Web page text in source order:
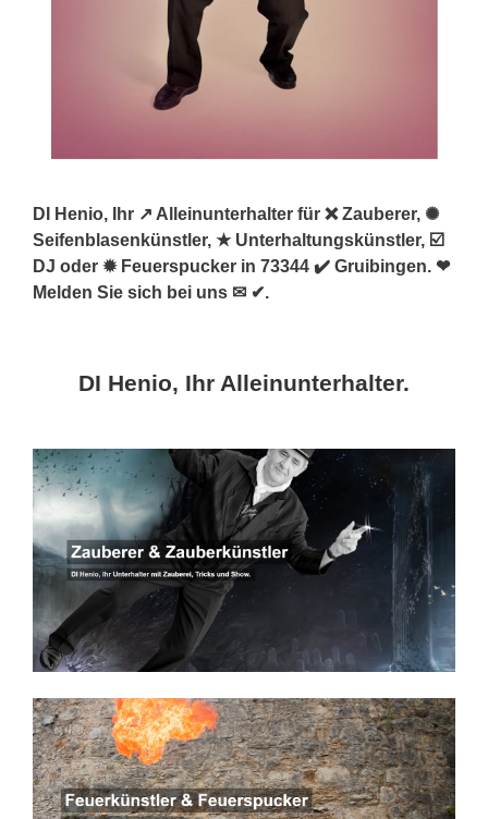
DI Henio, Ihr ↗️ Alleinunterhalter für ❌ Zauberer, ✺
Seifenblasenkünstler, ★ Unterhaltungskünstler, ☑️
DJ oder ✹ Feuerspucker in 73344 ✔️ Gruibingen. ❤
Melden Sie sich bei uns ✉ ✔.
DI Henio, Ihr Alleinunterhalter.